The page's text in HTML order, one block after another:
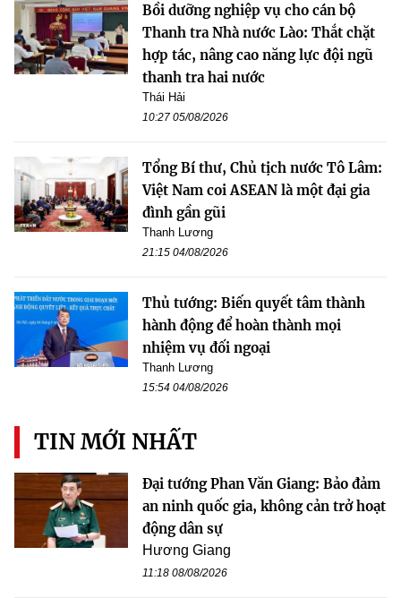
Bồi dưỡng nghiệp vụ cho cán bộ
Thanh tra Nhà nước Lào: Thắt chặt
hợp tác, nâng cao năng lực đội ngũ
thanh tra hai nước
Thái Hải
10:27 05/08/2026
Tổng Bí thư, Chủ tịch nước Tô Lâm:
Việt Nam coi ASEAN là một đại gia
đình gần gũi
Thanh Lương
21:15 04/08/2026
Thủ tướng: Biến quyết tâm thành
hành động để hoàn thành mọi
nhiệm vụ đối ngoại
Thanh Lương
15:54 04/08/2026
TIN MỚI NHẤT
Đại tướng Phan Văn Giang: Bảo đảm
an ninh quốc gia, không cản trở hoạt
động dân sự
Hương Giang
11:18 08/08/2026